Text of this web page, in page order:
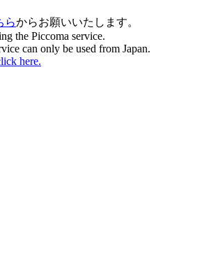
らからお願いいたします。
the Piccoma service.
can only be used from Japan.
here.